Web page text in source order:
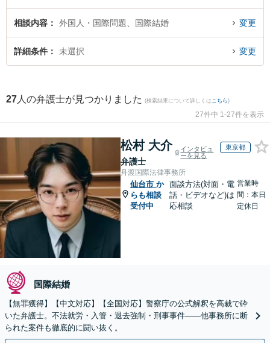
したい』『国際結婚のトラブル解決の実績豊富な近くの弁護士を検索したい』
『初回相談無料で国際結婚を法律相談できる仙台市内の弁護士に相談予約した
い』などでお困りの相談者さんにおすすめです。
相談内容 外国人・国際問題、国際結婚 変更
詳細条件 未選択 変更
27 人の弁護士が見つかりました (検索結果について詳しくは こちら)
27件中 1-27件を表示
松村 大介
弁護士
インタビュ
ーを見る
東京都
舟渡国際法律事務所
仙台市 か
らも相談
受付中
面談方法(対面・電
話・ビデオなど)は
応相談
営業時
間：本日
定休日
国際結婚
【無罪獲得】【中文対応】【全国対応】警察庁の公式解釈を高裁で砕
いた弁護士。不法就労・入管・退去強制・刑事事件——他事務所に断
られた案件も徹底的に闘い抜く。